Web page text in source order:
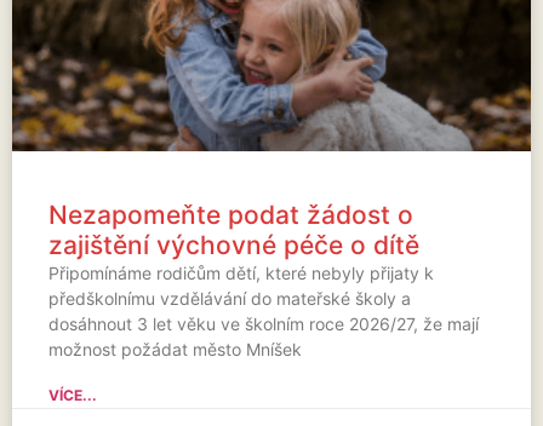
Nezapomeňte podat žádost o
zajištění výchovné péče o dítě
Připomínáme rodičům dětí, které nebyly přijaty k
předškolnímu vzdělávání do mateřské školy a
dosáhnout 3 let věku ve školním roce 2026/27, že mají
možnost požádat město Mníšek
VÍCE...